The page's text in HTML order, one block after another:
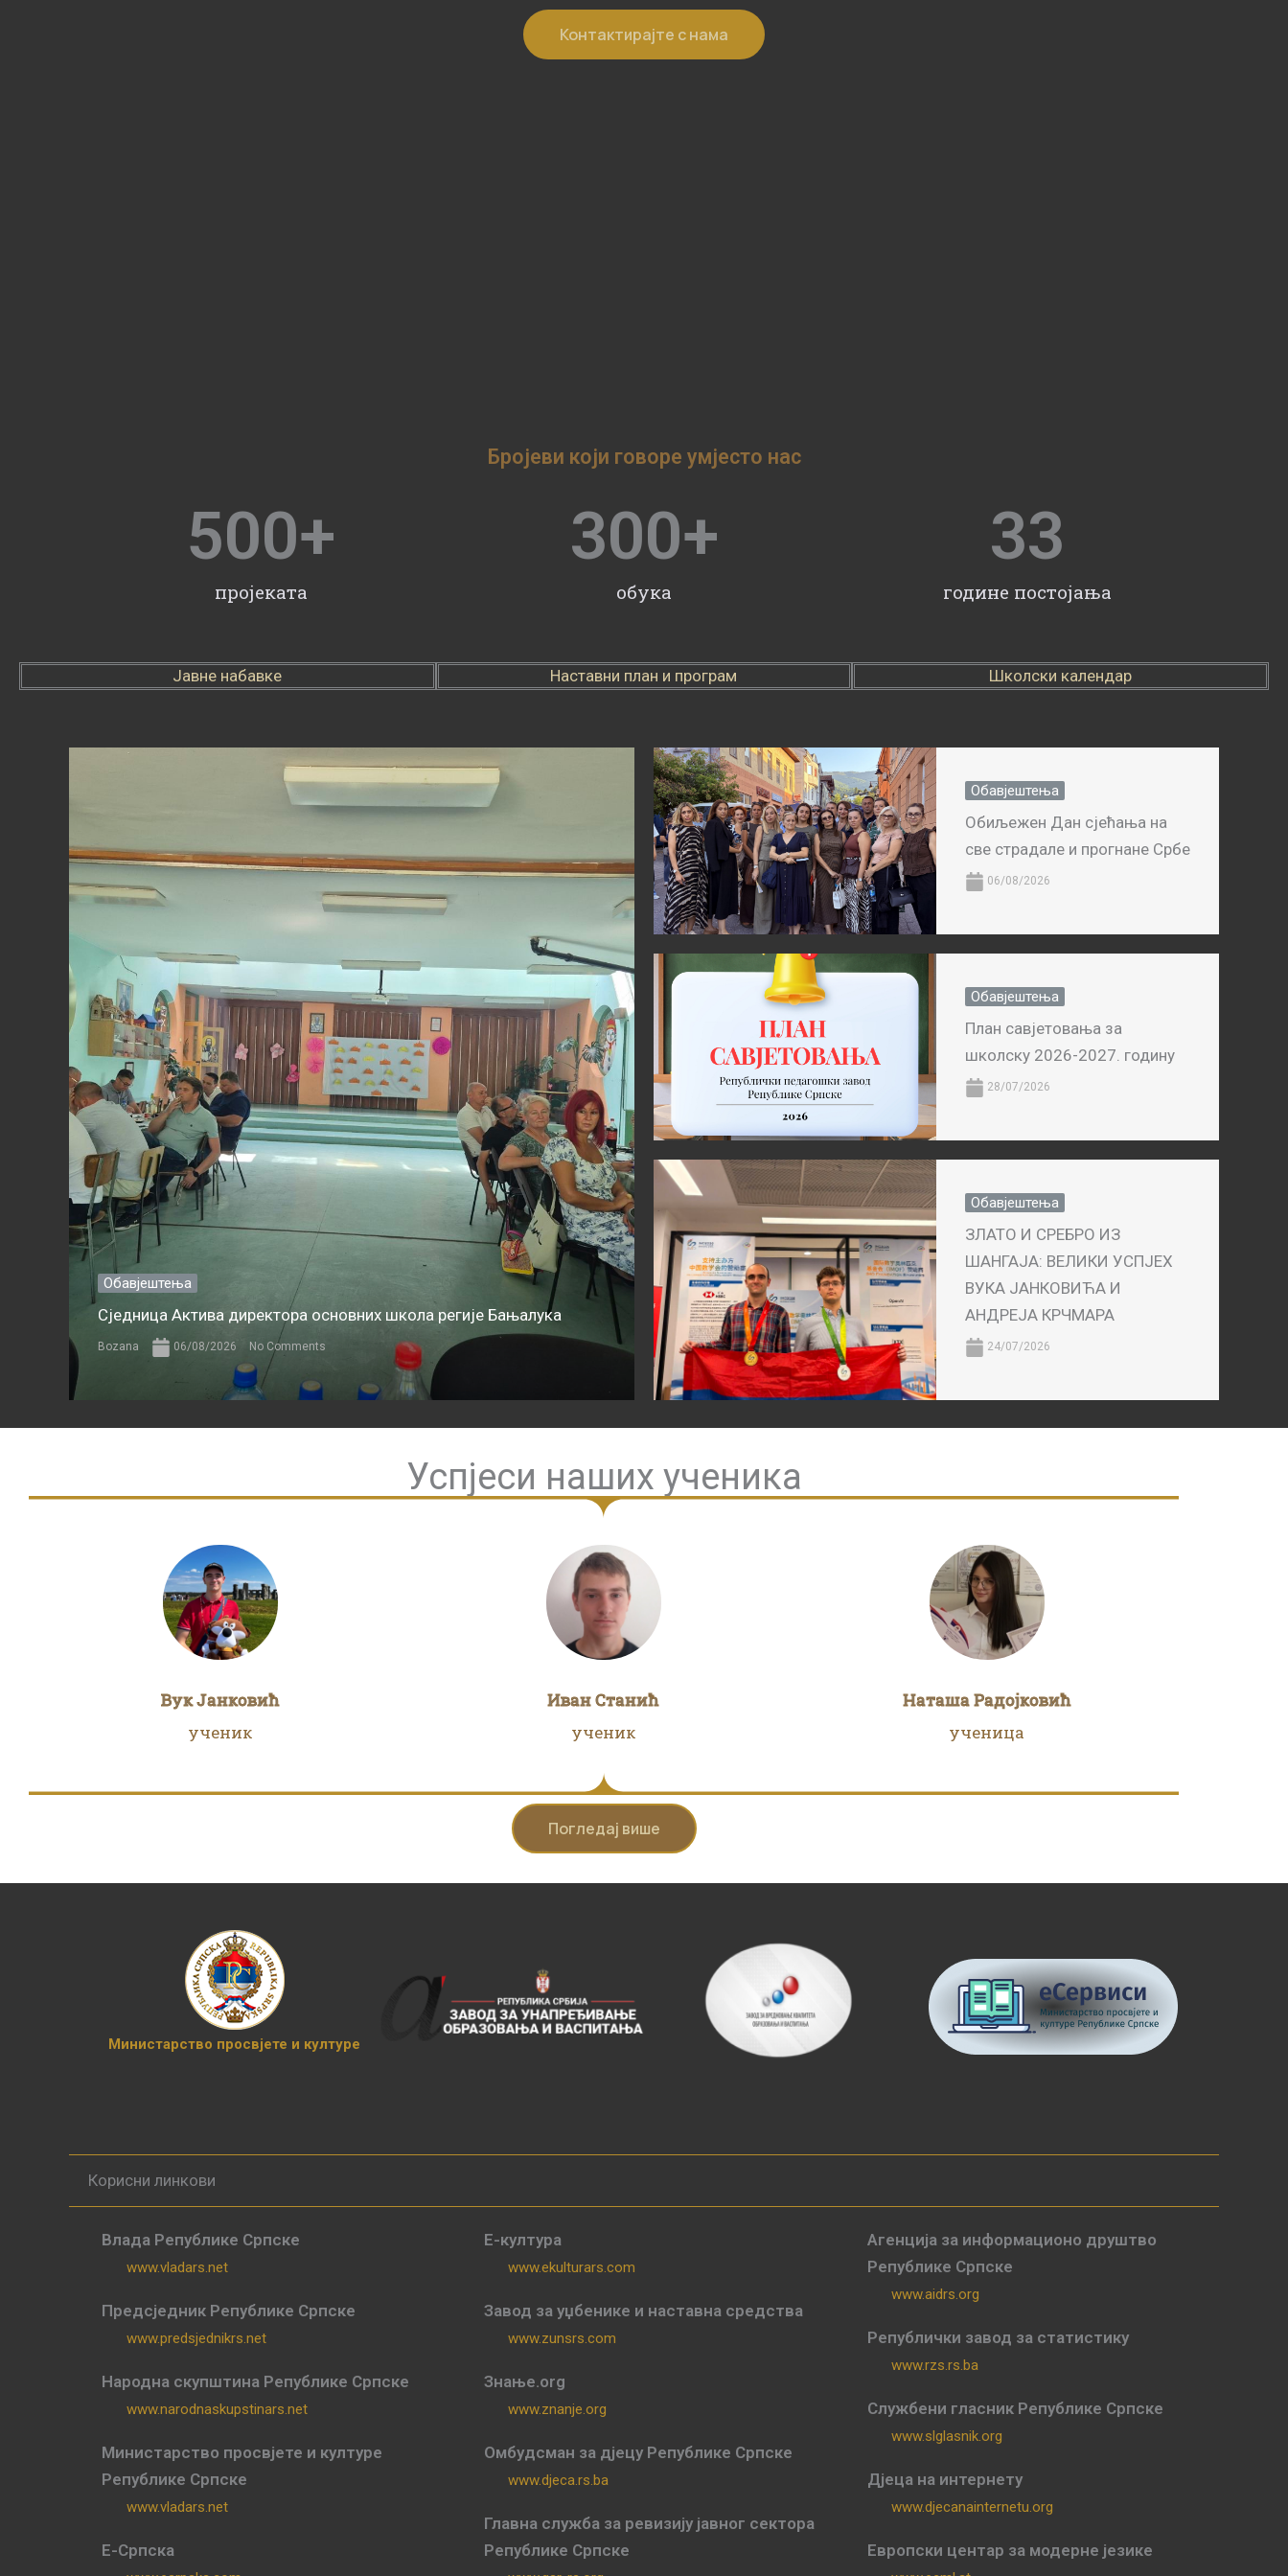
Контактирајте с нама
Бројеви који говоре умјесто нас
пројеката
500+
обука
300+
године постојања
33
Јавне набавке Наставни план и програм Школски календар
Обавјештења
Сједница Актива директора основних школа регије Бањалука
Bozana 06/08/2026 No Comments
Обавјештења
Обиљежен Дан сјећања на
све страдале и прогнане Србе
06/08/2026
Обавјештења
План савјетовања за
школску 2026-2027. годину
28/07/2026
Обавјештења
ЗЛАТО И СРЕБРО ИЗ
ШАНГАЈА: ВЕЛИКИ УСПЈЕХ
ВУКА ЈАНКОВИЋА И
АНДРЕЈА КРЧМАРА
24/07/2026
Успјеси наших ученика
Вук Јанковић
ученик
Иван Станић
ученик
Наташа Радојковић
ученица
Погледај више
Министарство просвјете и културе
Корисни линкови
Влада Републике Српске
www.vladars.net
Предсједник Републике Српске
www.predsjednikrs.net
Народна скупштина Републике Српске
www.narodnaskupstinars.net
Министарство просвјете и културе
Републике Српске
www.vladars.net
Е-Српска
Е-култура
www.ekulturars.com
Завод за уџбенике и наставна средства
www.zunsrs.com
Знање.org
www.znanje.org
Омбудсман за дјецу Републике Српске
www.djeca.rs.ba
Главна служба за ревизију јавног сектора
Републике Српске
Агенција за информационо друштво
Републике Српске
www.aidrs.org
Републички завод за статистику
www.rzs.rs.ba
Службени гласник Републике Српске
www.slglasnik.org
Дјеца на интернету
www.djecanainternetu.org
Европски центар за модерне језике